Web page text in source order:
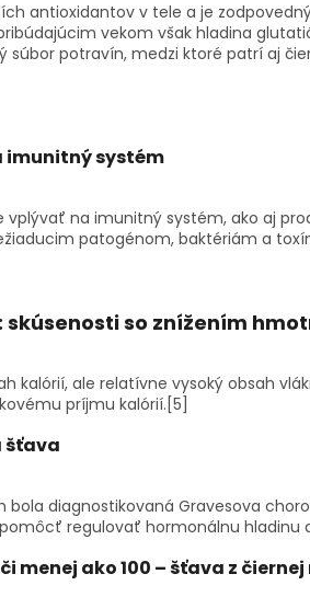
antioxidantov v tele a je
vekom však hladina
súbor potravín, medzi ktoré patrí aj
imunitný systém
na imunitný systém, ako aj
patogénom, baktériám a
skúsenostiso znížením
kalórií, ale relatívne vysoký obsah
príjmu kalórií.[5]
šťava
diagnostikovaná Gravesova
regulovať hormonálnu hladinu
menej ako100 – šťava z